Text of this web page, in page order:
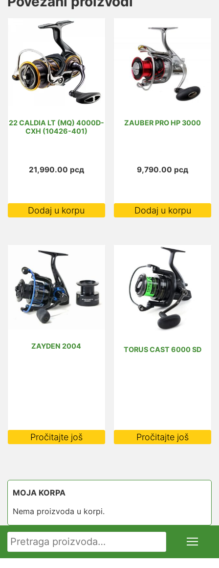
22 CALDIA LT (MQ) 4000D-
CXH (10426-401)
21,990.00 рсд
Dodaj u korpu
ZAUBER PRO HP 3000
9,790.00 рсд
Dodaj u korpu
ZAYDEN 2004
Pročitajte još
TORUS CAST 6000 SD
Pročitajte još
MOJA KORPA
Nema proizvoda u korpi.
Pretraga za: